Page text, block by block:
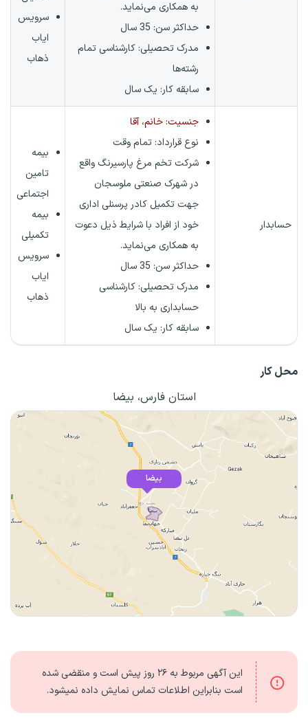
به همکاری می‌نماید.
حداکثر سن: 35 سال
مدرک تحصیلی: کارشناسی تمام
رشته‌ها
سابقه کار: یک سال
سرویس
ایاب
ذهاب
حسابدار
جنسیت: خانم، آقا
نوع قرارداد: تمام وقت
شرکت تخم مرغ پارسیرنگ واقع
در شهرک صنعتی ملوسجان
جهت تکمیل کادر پرسنلی اداری
خود از افراد با شرایط ذیل دعوت
به همکاری می‌نماید.
حداکثر سن: 35 سال
مدرک تحصیلی: کارشناسی
حسابداری به بالا
سابقه کار: یک سال
بیمه
تامین
اجتماعی
بیمه
تکمیلی
سرویس
ایاب
ذهاب
محل کار
استان فارس، بیضا
بیضا
این آگهی مربوط به ۲۶ روز
پیش است و منقضی شده
است بنابراین اطلاعات تماس نمایش داده نمیشود.